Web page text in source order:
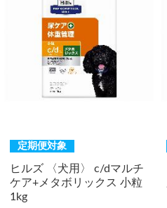
定期便対象
ヒルズ 〈犬用〉 c/dマルチ
ケア+メタボリックス 小粒
1kg